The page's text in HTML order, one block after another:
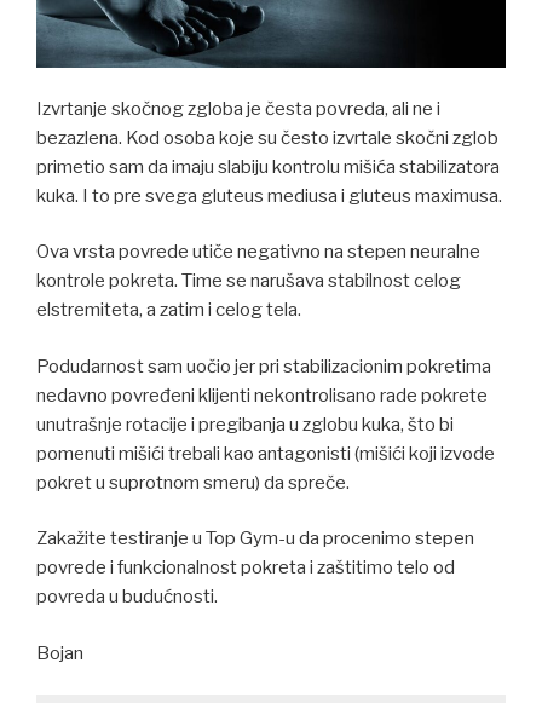
Izvrtanje skočnog zgloba je česta povreda, ali ne i
bezazlena. Kod osoba koje su često izvrtale skočni zglob
primetio sam da imaju slabiju kontrolu mišića stabilizatora
kuka. I to pre svega gluteus mediusa i gluteus maximusa.
Ova vrsta povrede utiče negativno na stepen neuralne
kontrole pokreta. Time se narušava stabilnost celog
elstremiteta, a zatim i celog tela.
Podudarnost sam uočio jer pri stabilizacionim pokretima
nedavno povređeni klijenti nekontrolisano rade pokrete
unutrašnje rotacije i pregibanja u zglobu kuka, što bi
pomenuti mišići trebali kao antagonisti (mišići koji izvode
pokret u suprotnom smeru) da spreče.
Zakažite testiranje u Top Gym-u da procenimo stepen
povrede i funkcionalnost pokreta i zaštitimo telo od
povreda u budućnosti.
Bojan